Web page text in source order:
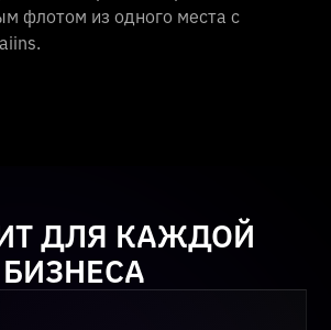
флотом из одного места с
ДЛЯ КАЖДОЙ